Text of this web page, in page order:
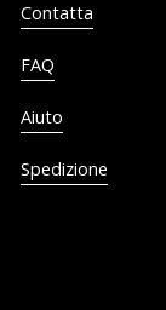
Contatta
FAQ
Aiuto
Spedizione